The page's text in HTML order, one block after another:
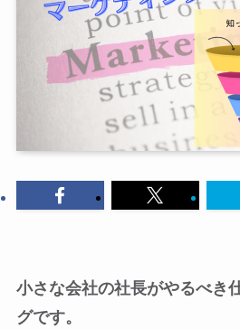
小さな会社の社長がやるべき
グです。